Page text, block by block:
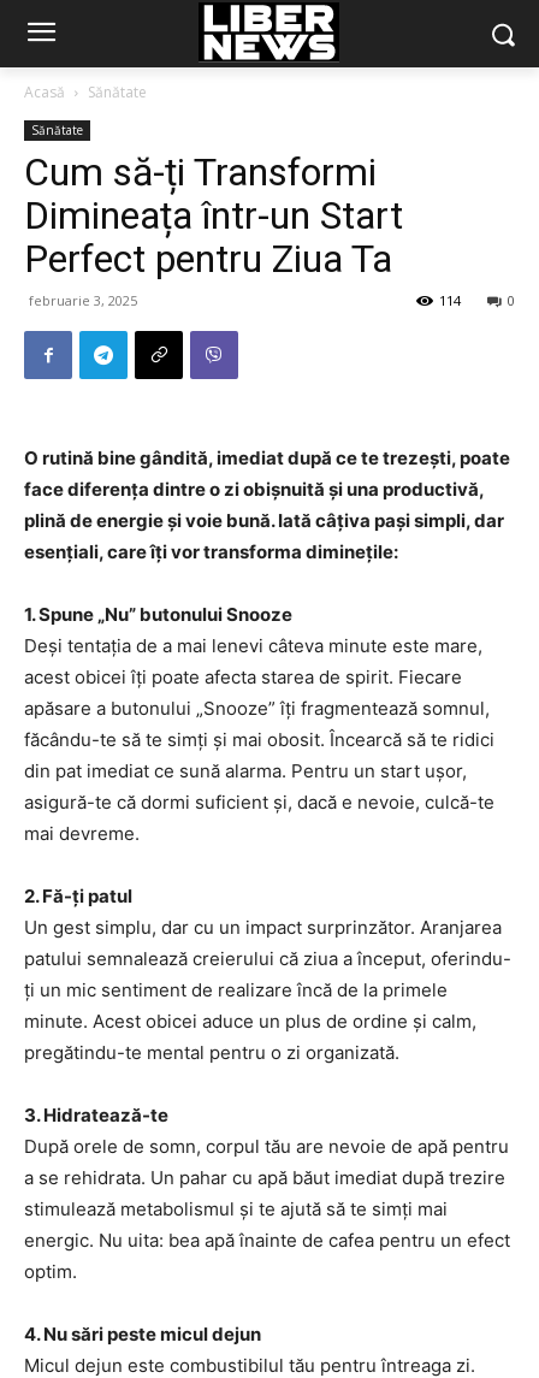
Acasă Sănătate
Sănătate
Cum să-ți Transformi
Dimineața într-un Start
Perfect pentru Ziua Ta
februarie 3, 2025 0
114
O rutină bine gândită, imediat după ce te trezești, poate
face diferența dintre o zi obișnuită și una productivă,
plină de energie și voie bună. Iată câțiva pași simpli, dar
esențiali, care îți vor transforma diminețile:
1. Spune „Nu” butonului Snooze
Deși tentația de a mai lenevi câteva minute este mare,
acest obicei îți poate afecta starea de spirit. Fiecare
apăsare a butonului „Snooze” îți fragmentează somnul,
făcându-te să te simți și mai obosit. Încearcă să te ridici
din pat imediat ce sună alarma. Pentru un start ușor,
asigură-te că dormi suficient și, dacă e nevoie, culcă-te
mai devreme.
2. Fă-ți patul
Un gest simplu, dar cu un impact surprinzător. Aranjarea
patului semnalează creierului că ziua a început, oferindu-
ți un mic sentiment de realizare încă de la primele
minute. Acest obicei aduce un plus de ordine și calm,
pregătindu-te mental pentru o zi organizată.
3. Hidratează-te
După orele de somn, corpul tău are nevoie de apă pentru
a se rehidrata. Un pahar cu apă băut imediat după trezire
stimulează metabolismul și te ajută să te simți mai
energic. Nu uita: bea apă înainte de cafea pentru un efect
optim.
4. Nu sări peste micul dejun
Micul dejun este combustibilul tău pentru întreaga zi.